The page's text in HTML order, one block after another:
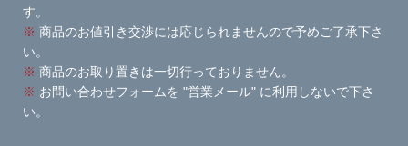
す。
※ 商品のお値引き交渉には応じられませんので予めご了承下さ
い。
※ 商品のお取り置きは一切行っておりません。
※ お問い合わせフォームを "営業メール" に利用しないで下さ
い。